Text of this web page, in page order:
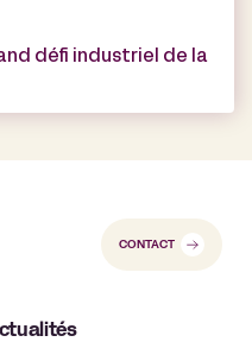
défi industriel de la
CONTACT